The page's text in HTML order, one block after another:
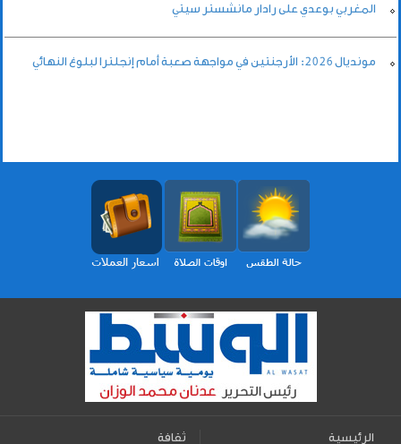
المغربي بوعدي على رادار مانشستر سيتي
مونديال 2026: الأرجنتين في مواجهة صعبة أمام إنجلترا لبلوغ النهائي
الرئيسية ثقافة